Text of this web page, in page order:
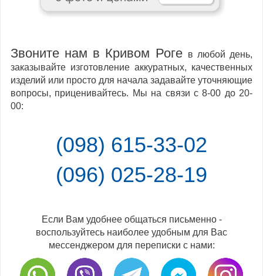
Звоните нам в Кривом Роге в любой день,
заказывайте изготовление аккуратных, качественных
изделий или просто для начала задавайте уточняющие
вопросы, приценивайтесь. Мы на связи с 8-00 до 20-
00:
(098) 615-33-02
(096) 025-28-19
Если Вам удобнее общаться письменно -
воспользуйтесь наиболее удобным для Вас
мессенджером для переписки с нами: